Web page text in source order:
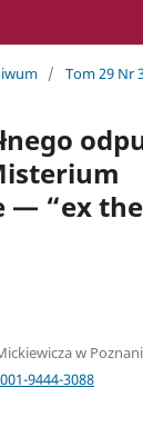
/ Tom 29 Nr
— “ex
w
9444-3088